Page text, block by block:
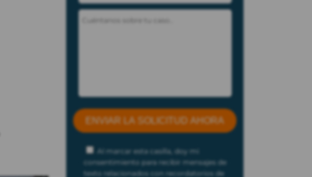
Al marcar esta casilla, doy mi
consentimiento para recibir mensajes de
texto relacionados con recordatorios de